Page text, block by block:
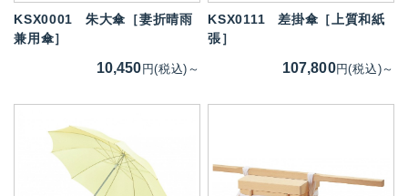
KSX0001
朱大傘［妻折晴雨
兼用傘］
10,450 円(税込)～
KSX0111
差掛傘［上質和紙
張］
107,800円(税込)～